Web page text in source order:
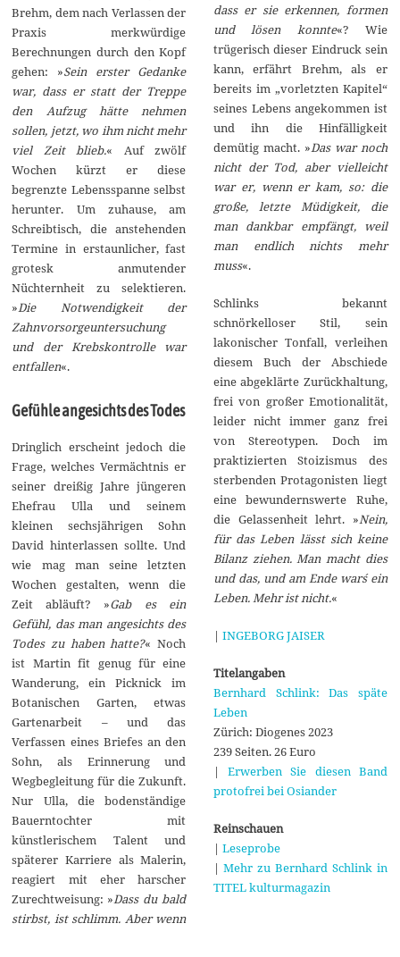
Brehm, dem nach Verlassen der
Praxis merkwürdige
Berechnungen durch den Kopf
gehen: »Sein erster Gedanke
war, dass er statt der Treppe
den Aufzug hätte nehmen
sollen, jetzt, wo ihm nicht mehr
viel Zeit blieb.« Auf zwölf
Wochen kürzt er diese
begrenzte Lebensspanne selbst
herunter. Um zuhause, am
Schreibtisch, die anstehenden
Termine in erstaunlicher, fast
grotesk anmutender
Nüchternheit zu selektieren.
»Die Notwendigkeit der
Zahnvorsorgeuntersuchung
und der Krebskontrolle war
entfallen«.
Gefühle angesichts des Todes
Dringlich erscheint jedoch die
Frage, welches Vermächtnis er
seiner dreißig Jahre jüngeren
Ehefrau Ulla und seinem
kleinen sechsjährigen Sohn
David hinterlassen sollte. Und
wie mag man seine letzten
Wochen gestalten, wenn die
Zeit abläuft? »Gab es ein
Gefühl, das man angesichts des
Todes zu haben hatte?« Noch
ist Martin fit genug für eine
Wanderung, ein Picknick im
Botanischen Garten, etwas
Gartenarbeit – und das
Verfassen eines Briefes an den
Sohn, als Erinnerung und
Wegbegleitung für die Zukunft.
Nur Ulla, die bodenständige
Bauerntochter mit
künstlerischem Talent und
späterer Karriere als Malerin,
reagiert mit eher harscher
Zurechtweisung: »Dass du bald
stirbst, ist schlimm. Aber wenn
dass er sie erkennen, formen
und lösen konnte«? Wie
trügerisch dieser Eindruck sein
kann, erfährt Brehm, als er
bereits im „vorletzten Kapitel“
seines Lebens angekommen ist
und ihn die Hinfälligkeit
demütig macht. »Das war noch
nicht der Tod, aber vielleicht
war er, wenn er kam, so: die
große, letzte Müdigkeit, die
man dankbar empfängt, weil
man endlich nichts mehr
muss«.
Schlinks bekannt
schnörkelloser Stil, sein
lakonischer Tonfall, verleihen
diesem Buch der Abschiede
eine abgeklärte Zurückhaltung,
frei von großer Emotionalität,
leider nicht immer ganz frei
von Stereotypen. Doch im
praktizierten Stoizismus des
sterbenden Protagonisten liegt
eine bewundernswerte Ruhe,
die Gelassenheit lehrt. »Nein,
für das Leben lässt sich keine
Bilanz ziehen. Man macht dies
und das, und am Ende war´s ein
Leben. Mehr ist nicht.«
| INGEBORG JAISER
Titelangaben
Bernhard Schlink: Das späte
Leben
Zürich: Diogenes 2023
239 Seiten. 26 Euro
| Erwerben Sie diesen Band
protofrei bei Osiander
Reinschauen
| Leseprobe
| Mehr zu Bernhard Schlink in
TITEL kulturmagazin